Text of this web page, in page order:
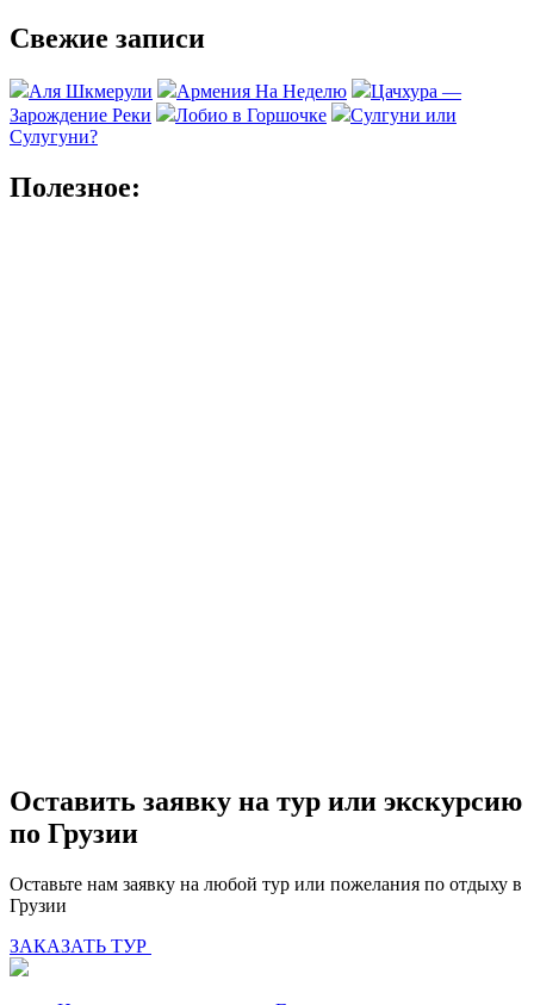
Свежие записи
Аля Шкмерули Армения На Неделю
Цачхура —
Зарождение Реки
Лобио в Горшочке
Сулгуни или
Сулугуни?
Полезное:
Оставить заявку на тур или экскурсию
по Грузии
Оставьте нам заявку на любой тур или пожелания по отдыху в
Грузии
ЗАКАЗАТЬ ТУР